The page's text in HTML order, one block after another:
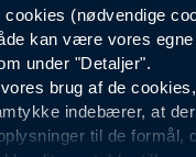
(nødvendige
kan være vores
under "Detaljer".
brug af de
indebærer, at
til de formål,
Inspiration
Specialisten
Produktløsninger